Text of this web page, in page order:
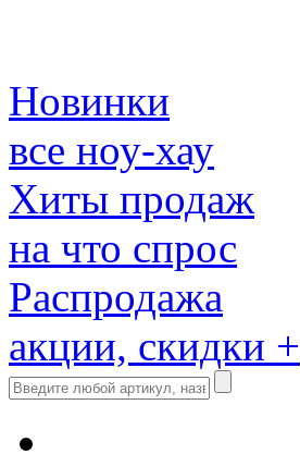
Новинки
все ноу-хау
Хиты продаж
на что спрос
Распродажа
акции, скидки +